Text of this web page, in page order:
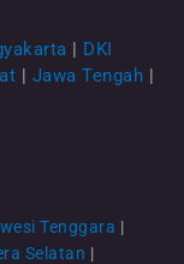
| DKI
| Jawa Tengah |
Tenggara |
Selatan |